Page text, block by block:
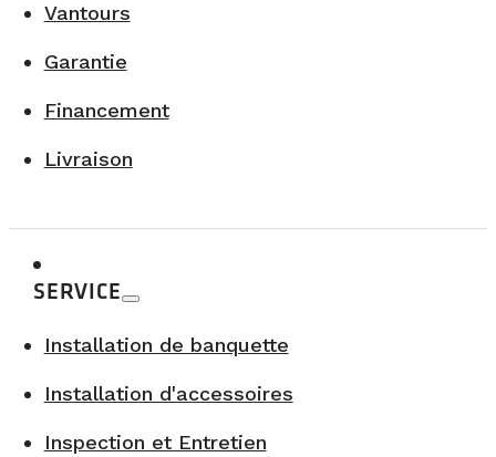
Vantours
Garantie
Financement
Livraison
SERVICE
Installation de banquette
Installation d'accessoires
Inspection et Entretien